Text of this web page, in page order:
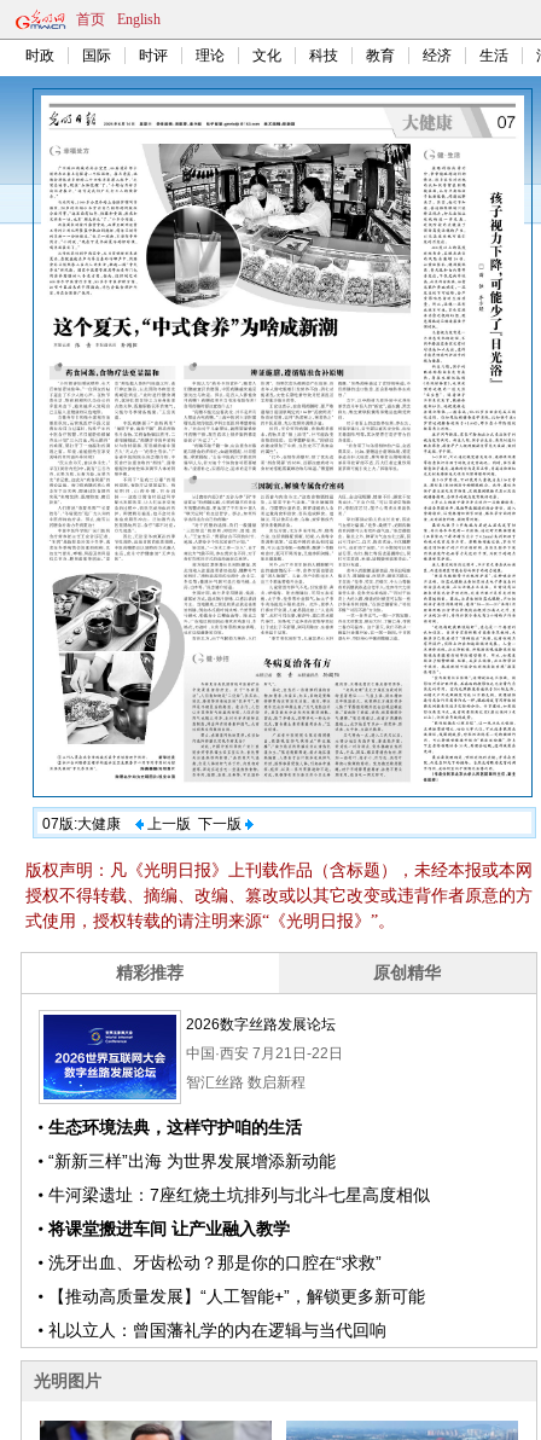
首页 English
时政 国际 时评 理论 文化 科技 教育 经济 生活
07版:大健康 上一版 下一版
版权声明：凡《光明日报》上刊载作品（含标题），未经本报或本网
授权不得转载、摘编、改编、篡改或以其它改变或违背作者原意的方
式使用，授权转载的请注明来源“《光明日报》”。